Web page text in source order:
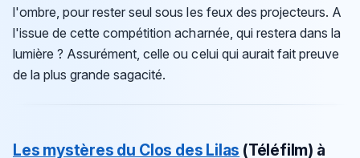
l'ombre, pour rester seul sous les feux des projecteurs. A
l'issue de cette compétition acharnée, qui restera dans la
lumière ? Assurément, celle ou celui qui aurait fait preuve
de la plus grande sagacité.
Les mystères du Clos des Lilas (Téléfilm) à